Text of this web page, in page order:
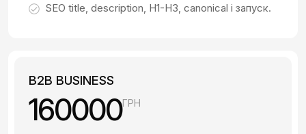
SEO title, description, H1-H3, canonical і запуск.
B2B BUSINESS
160000ГРН